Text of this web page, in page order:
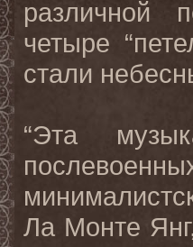
различной
четыре
стали
“Эта
Ла Монте